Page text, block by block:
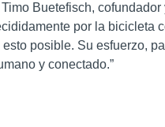
Buetefisch,
por la bicicleta
posible. Su esfuerzo,
y conectado.”